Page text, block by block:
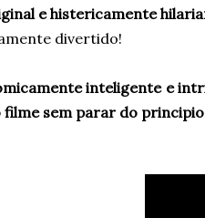
e histericamente
divertido!
inteligente e
filme sem parar do